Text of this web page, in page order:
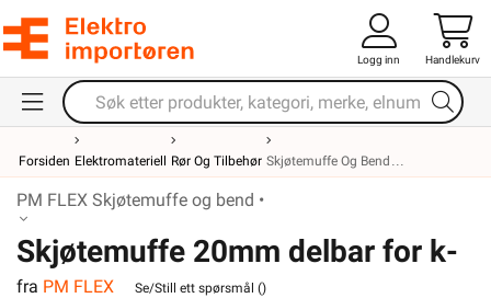
Logg inn Handlekurv
Forsiden Elektromateriell Rør Og Tilbehør Skjøtemuffe Og Bend
PM FLEX Skjøtemuffe og bend •
Skjøtemuffe 20mm delbar for k-
fra PM FLEX Se/Still ett spørsmål ()